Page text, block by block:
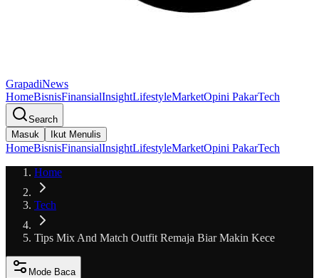
GrapadiNews
HomeBisnisFinansialInsightLifestyleMarketOpini PakarTech
Search
Masuk
Ikut Menulis
HomeBisnisFinansialInsightLifestyleMarketOpini PakarTech
Home
Tech
Tips Mix And Match Outfit Remaja Biar Makin Kece
Mode Baca